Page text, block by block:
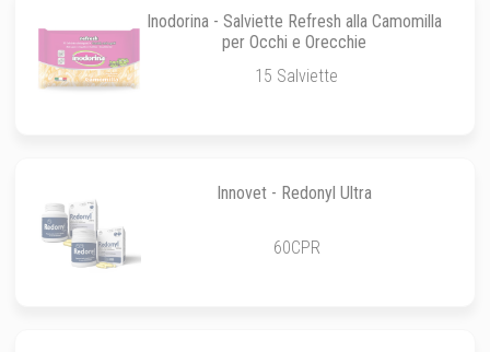
Inodorina - Salviette Refresh alla Camomilla
per Occhi e Orecchie
15 Salviette
Innovet - Redonyl Ultra
60CPR